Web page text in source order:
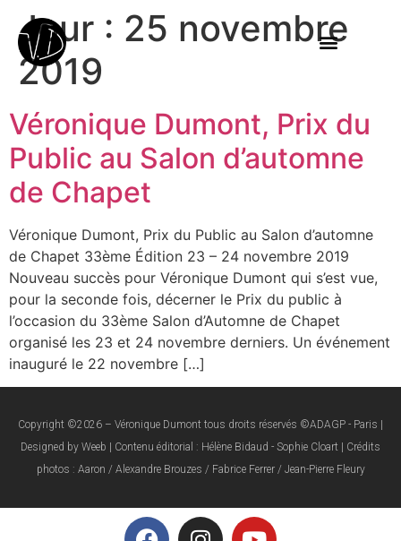
Jour : 25 novembre
2019
Véronique Dumont, Prix du
Public au Salon d’automne
de Chapet
Véronique Dumont, Prix du Public au Salon d’automne
de Chapet 33ème Édition 23 – 24 novembre 2019
Nouveau succès pour Véronique Dumont qui s’est vue,
pour la seconde fois, décerner le Prix du public à
l’occasion du 33ème Salon d’Automne de Chapet
organisé les 23 et 24 novembre derniers. Un événement
inauguré le 22 novembre […]
Copyright ©2026 – Véronique Dumont tous droits réservés ©ADAGP - Paris |
Designed by Weeb | Contenu éditorial : Hélène Bidaud - Sophie Cloart | Crédits
photos : Aaron / Alexandre Brouzes / Fabrice Ferrer / Jean-Pierre Fleury